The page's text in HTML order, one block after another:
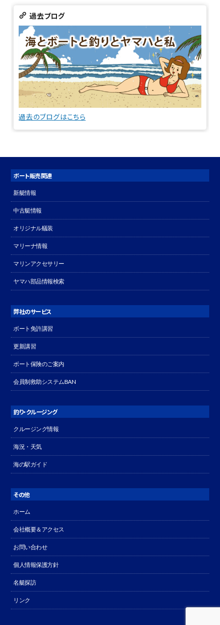
過去ブログ
過去のブログはこちら
ボート販売関連
新艇情報
中古艇情報
オリジナル艤装
マリーナ情報
マリンアクセサリー
ヤマハ部品情報検索
弊社のサービス
ボート免許講習
更新講習
ボート保険のご案内
会員制救助システムBAN
釣り・クルージング
クルージング情報
海況・天気
海の駅ガイド
その他
ホーム
会社概要＆アクセス
お問い合わせ
個人情報保護方針
名艇探訪
リンク